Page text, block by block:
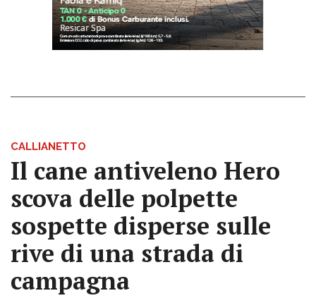
CALLIANETTO
Il cane antiveleno Hero
scova delle polpette
sospette disperse sulle
rive di una strada di
campagna